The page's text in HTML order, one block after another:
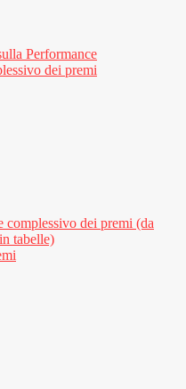
Performance
dei premi
complessivo dei premi (da
tabelle)